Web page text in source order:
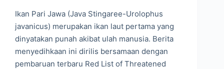
Ikan Pari Jawa (Java Stingaree-Urolophus
javanicus) merupakan ikan laut pertama yang
dinyatakan punah akibat ulah manusia. Berita
menyedihkaan ini dirilis bersamaan dengan
pembaruan terbaru Red List of Threatened